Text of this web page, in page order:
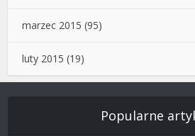
marzec 2015 (95)
luty 2015 (19)
Popularne